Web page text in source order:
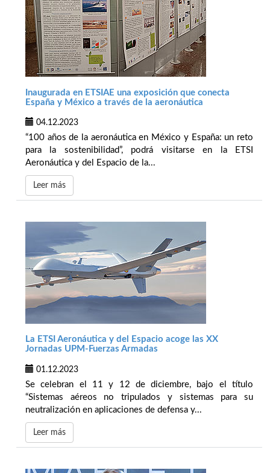
Inaugurada en ETSIAE una exposición que conecta
España y México a través de la aeronáutica
04.12.2023
“100 años de la aeronáutica en México y España: un reto
para la sostenibilidad”, podrá visitarse en la ETSI
Aeronáutica y del Espacio de la...
Leer más
La ETSI Aeronáutica y del Espacio acoge las XX
Jornadas UPM-Fuerzas Armadas
01.12.2023
Se celebran el 11 y 12 de diciembre, bajo el título
“Sistemas aéreos no tripulados y sistemas para su
neutralización en aplicaciones de defensa y...
Leer más